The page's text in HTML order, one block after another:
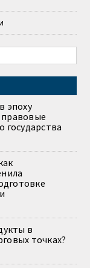
эпоху
государства
в
точках?